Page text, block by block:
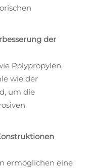
der
Polypropylen,
wie der
um die
ermöglichen eine